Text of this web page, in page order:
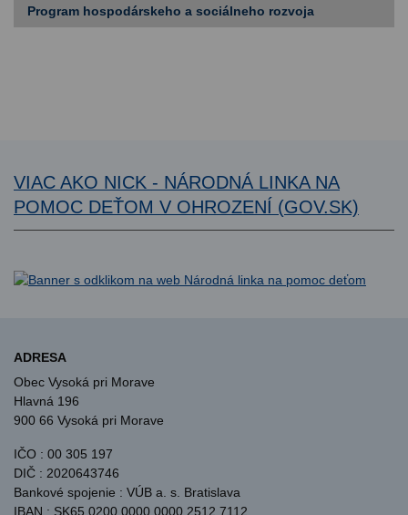
Program hospodárskeho a sociálneho rozvoja
VIAC AKO NICK - NÁRODNÁ LINKA NA
POMOC DEŤOM V OHROZENÍ (GOV.SK)
ADRESA
Obec Vysoká pri Morave
Hlavná 196
900 66 Vysoká pri Morave
IČO : 00 305 197
DIČ : 2020643746
Bankové spojenie : VÚB a. s. Bratislava
IBAN : SK65 0200 0000 0000 2512 7112